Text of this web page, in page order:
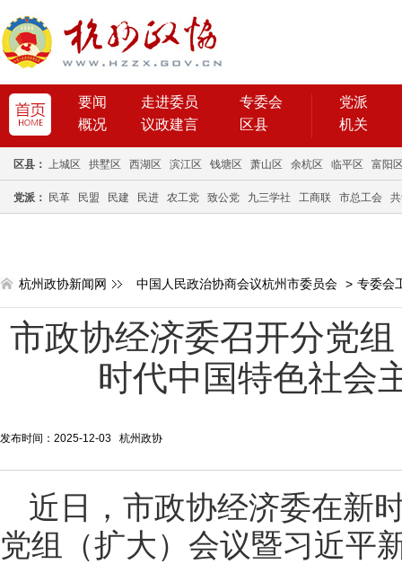
要闻 走进委员
专委会
概况
议政建言 区县
党派
机关
区县： 上城区 拱墅区 西湖区 滨江区 钱塘区 萧山区 余杭区 临平区 富阳
党派： 民革 民盟 民建 民进 农工党 致公党 九三学社 工商联 市总工会
杭州政协新闻网 中国人民政治协商会议杭州市委员会 > 专委会
市政协经济委召开分党
时代中国特色社会
发布时间：2025-12-03 杭州政协
近日，市政协经济委在新
党组（扩大）会议暨习近平